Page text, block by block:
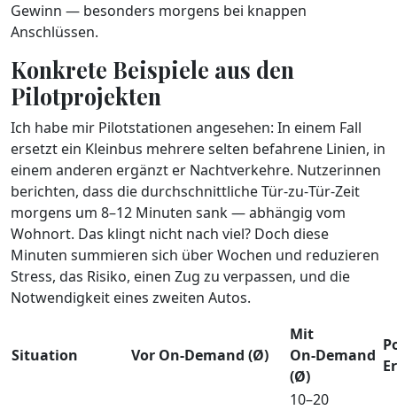
Gewinn — besonders morgens bei knappen
Anschlüssen.
Konkrete Beispiele aus den
Pilotprojekten
Ich habe mir Pilotstationen angesehen: In einem Fall
ersetzt ein Kleinbus mehrere selten befahrene Linien, in
einem anderen ergänzt er Nachtverkehre. Nutzerinnen
berichten, dass die durchschnittliche Tür‑zu‑Tür‑Zeit
morgens um 8–12 Minuten sank — abhängig vom
Wohnort. Das klingt nicht nach viel? Doch diese
Minuten summieren sich über Wochen und reduzieren
Stress, das Risiko, einen Zug zu verpassen, und die
Notwendigkeit eines zweiten Autos.
Situation Vor On‑Demand (Ø)
Mit
On‑Demand
(Ø)
10–20